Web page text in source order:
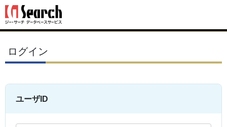
ログイン
ユーザID